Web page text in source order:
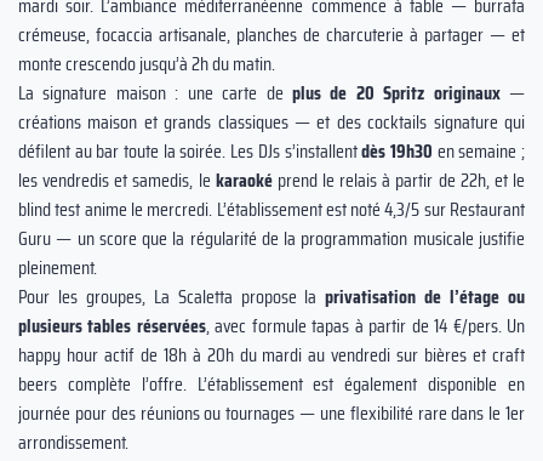
crémeuse, focaccia artisanale, planches de charcuterie à partager — et
monte crescendo jusqu’à 2h du matin.
La signature maison : une carte de plus de 20 Spritz originaux—
créations maison et grands classiques — et des cocktails signature qui
défilent au bar toute la soirée. Les DJs s’installentdès 19h30 en semaine ;
les vendredis et samedis, le karaoképrend le relais à partir de 22h, et le
blind test anime le mercredi. L’établissement est noté 4,3/5 sur Restaurant
Guru — un score que la régularité de la programmation musicale justifie
pleinement.
Pour les groupes, La Scaletta propose laprivatisation de l’étage ou
plusieurs tables réservées, avec formule tapas à partir de 14 €/pers. Un
happy hour actif de 18h à 20h du mardi au vendredi sur bières et craft
beers complète l’offre. L’établissement est également disponible en
journée pour des réunions ou tournages — une flexibilité rare dans le 1er
arrondissement.